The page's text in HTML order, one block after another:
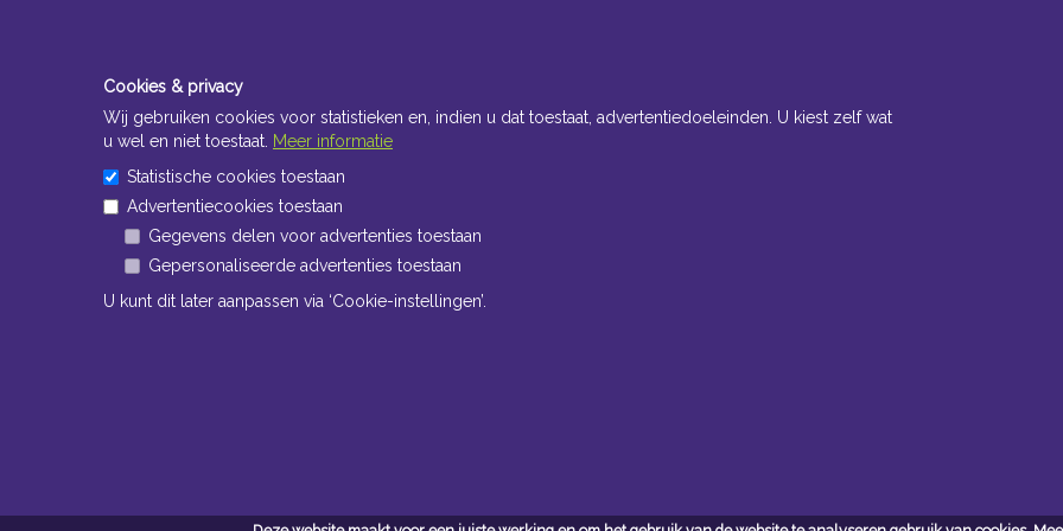
Openingstijden Kantoor
Navigatie Contact
Cookies & privacy
Wij gebruiken cookies voor statistieken en, indien u dat toestaat, advertentiedoeleinden. U kiest zelf wat
u wel en niet toestaat. Meer informatie
Statistische cookies toestaan
Advertentiecookies toestaan
Gegevens delen voor advertenties toestaan
Gepersonaliseerde advertenties toestaan
U kunt dit later aanpassen via ‘Cookie-instellingen’.